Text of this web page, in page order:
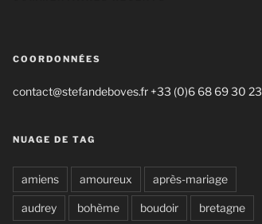
COORDONNÉES
contact@stefandeboves.fr +33 (0)6 68 69 30 23
NUAGE DE TAG
amiens amoureux après-mariage
audrey bohème boudoir bretagne